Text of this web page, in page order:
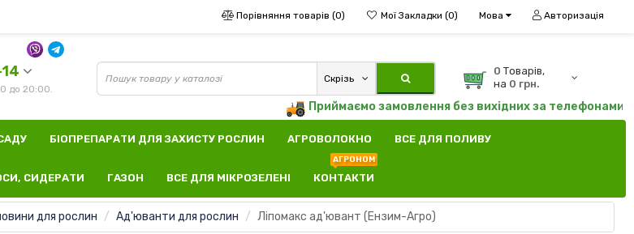
Авторизація
Мова
Мої Закладки (0)
Порівняння товарів (0)
до 20:00.
Скрізь
0 Tоварів,
на 0 грн.
Приймаємо замовлення без вихідних за телефонами
БІОПРЕПАРАТИ ДЛЯ ЗАХИСТУ РОСЛИН АГРОВОЛОКНО ВСЕ ДЛЯ ПОЛИВУ
СИДЕРАТИ ГАЗОН ВСЕ ДЛЯ МІКРОЗЕЛЕНІ
АГРОНОМ
КОНТАКТИ
для рослин Ад'юванти для рослин Ліпомакс ад'ювант (Ензим-Агро)